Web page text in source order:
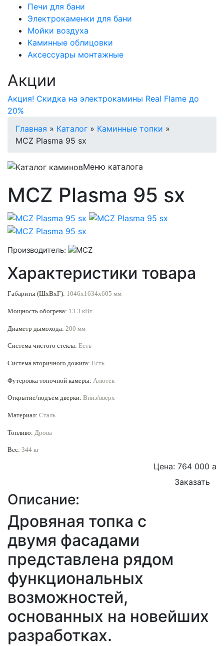
Печи для бани
Электрокаменки для бани
Мойки воздуха
Каминные облицовки
Аксессуары монтажные
Акции
Акция! Скидка на электрокамины Real Flame до
20%
Главная » Каталог » Каминные топки »
MCZ Plasma 95 sx
Меню каталога
MCZ Plasma 95 sx
Производитель:
Характеристики товара
Габариты (ШxВxГ): 1046x1634x605 мм
Мощность обогрева: 13.3 кВт
Диаметр дымохода: 200 мм
Система чистого стекла: Есть
Система вторичного дожига: Есть
Футеровка топочной камеры: Алютек
Открытие/подъём дверки: Вниз/вверх
Материал: Сталь
Топливо: Дрова
Вес: 344 кг
Цена: 764 000 a
Заказать
Описание:
Дровяная топка с
двумя фасадами
представлена рядом
функциональных
возможностей,
основанных на новейших
разработках.